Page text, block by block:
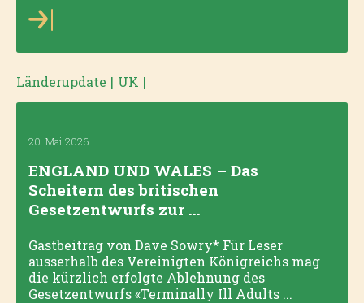
Länderupdate | UK |
20. Mai 2026
ENGLAND UND WALES – Das
Scheitern des britischen
Gesetzentwurfs zur ...
Gastbeitrag von Dave Sowry* Für Leser
ausserhalb des Vereinigten Königreichs mag
die kürzlich erfolgte Ablehnung des
Gesetzentwurfs «Terminally Ill Adults ...